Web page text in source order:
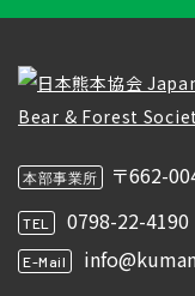
本部事業所 〒662-
TEL 0798-22-4190
E-Mail